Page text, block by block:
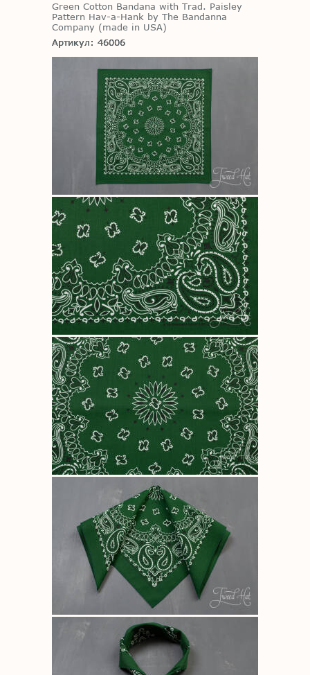
Green Cotton Bandana with Trad. Paisley
Pattern Hav-a-Hank by The Bandanna
Company (made in USA)
Артикул: 46006